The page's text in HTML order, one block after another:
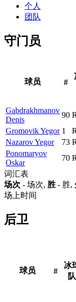
个人
团队
守门员
球员 #
Gabdrakhmanov
Denis
90
Gromovik Yegor 1
Nazarov Yegor
73
Ponomaryov
Oskar
70
词汇表
场次 - 场次, 胜 - 胜,
场上时间
后卫
球员 #
冰
队